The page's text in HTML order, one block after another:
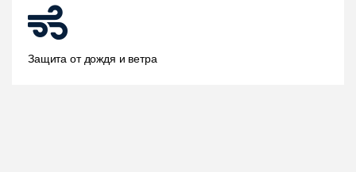
Защита от дождя и ветра